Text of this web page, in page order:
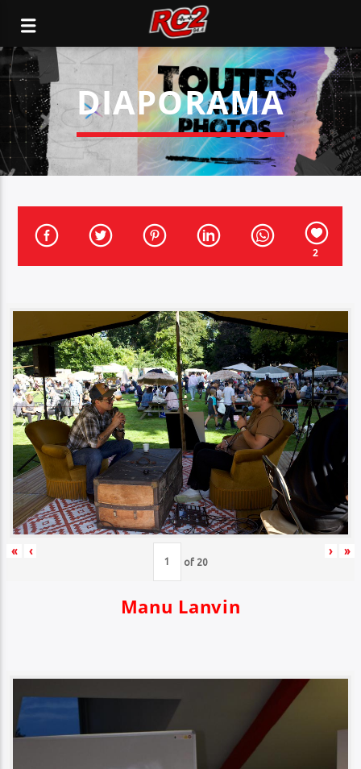
DIAPORAMA
2
« ‹
of 20
› »
Manu Lanvin